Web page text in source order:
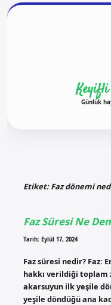
Keyifli
Günlük
Etiket:Faz dönemi
Faz Süresi Ne
Tarih: Eylül 17, 2024
Faz süresi nedir? Faz:
hakkı verildiği toplam
akarsuyun ilk yeşile
yeşile döndüğü ana